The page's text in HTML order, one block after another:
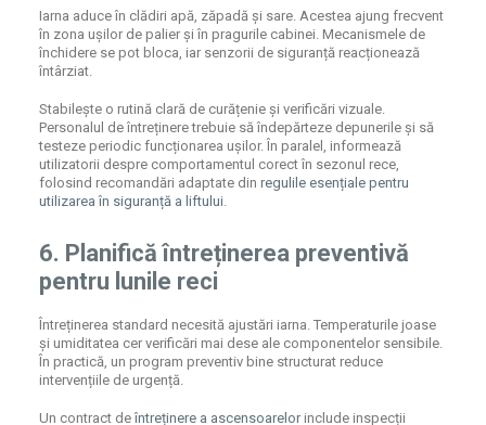
Iarna aduce în clădiri apă, zăpadă și sare. Acestea ajung frecvent
în zona ușilor de palier și în pragurile cabinei. Mecanismele de
închidere se pot bloca, iar senzorii de siguranță reacționează
întârziat.
Stabilește o rutină clară de curățenie și verificări vizuale.
Personalul de întreținere trebuie să îndepărteze depunerile și să
testeze periodic funcționarea ușilor. În paralel, informează
utilizatorii despre comportamentul corect în sezonul rece,
folosind recomandări adaptate din regulile esențiale pentru
utilizarea în siguranță a liftului.
6. Planifică întreținerea preventivă
pentru lunile reci
Întreținerea standard necesită ajustări iarna. Temperaturile joase
și umiditatea cer verificări mai dese ale componentelor sensibile.
În practică, un program preventiv bine structurat reduce
intervențiile de urgență.
Un contract deîntreținere a ascensoarelorinclude inspecții